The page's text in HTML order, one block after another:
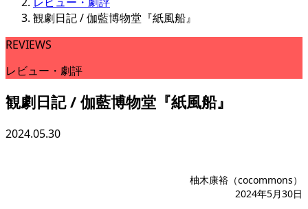
観劇日記 / 伽藍博物堂『紙風船』
REVIEWS
レビュー・劇評
観劇日記 / 伽藍博物堂『紙風船』
2024.05.30
柚木康裕（cocommons）
2024年5月30日